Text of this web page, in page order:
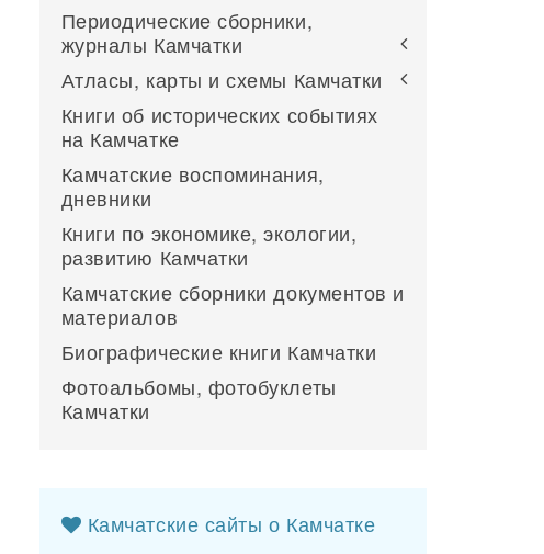
Периодические сборники,
журналы Камчатки
Атласы, карты и схемы Камчатки
Книги об исторических событиях
на Камчатке
Камчатские воспоминания,
дневники
Книги по экономике, экологии,
развитию Камчатки
Камчатские сборники документов и
материалов
Биографические книги Камчатки
Фотоальбомы, фотобуклеты
Камчатки
Камчатские сайты о Камчатке